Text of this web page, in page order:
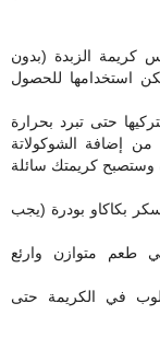
كريمة الزبدة (بدون
استخدامها للحصول
حتى تبرد بحرارة
من إضافة الشوكولاتة
كريمتك سائلة
بكاكاو بودرة (يجب
طعم متوازن وارئع
في الكريمة حتى